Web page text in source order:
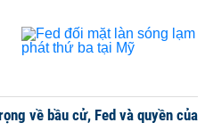
về bầu cử, Fed và quyền của